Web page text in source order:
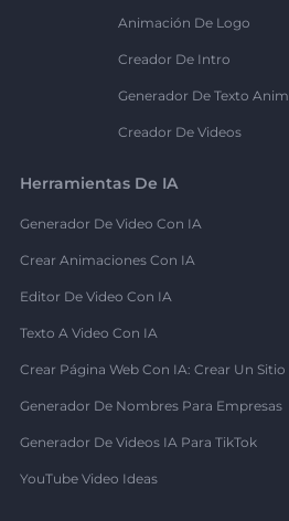
Animación De Logo
Creador De Intro
Generador De Texto
Creador De Videos
Herramientas De IA
Generador De Video Con IA
Crear Animaciones Con IA
Editor De Video Con IA
Texto A Video Con IA
Crear Página Web Con IA: Crear Un
Generador De Nombres Para Empresas
Generador De Videos IA Para TikTok
YouTube Video Ideas